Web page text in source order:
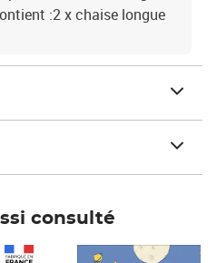
:2 x chaise longue
consulté
Prix 7,50€